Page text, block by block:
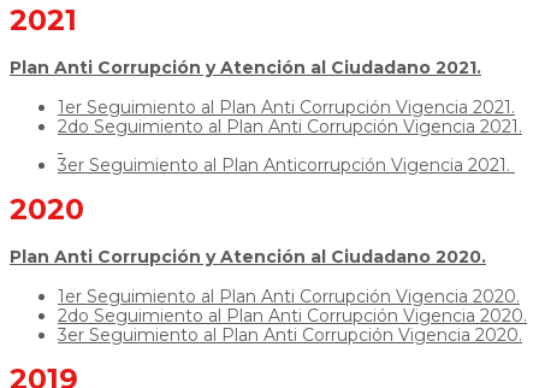
2021
Plan Anti Corrupción y Atención al Ciudadano 2021.
1er Seguimiento al Plan Anti Corrupción Vigencia 2021.
2do Seguimiento al Plan Anti Corrupción Vigencia 2021.
3er Seguimiento al Plan Anticorrupción Vigencia 2021.
2020
Plan Anti Corrupción y Atención al Ciudadano 2020.
1er Seguimiento al Plan Anti Corrupción Vigencia 2020.
2do Seguimiento al Plan Anti Corrupción Vigencia 2020.
3er Seguimiento al Plan Anti Corrupción Vigencia 2020.
2019